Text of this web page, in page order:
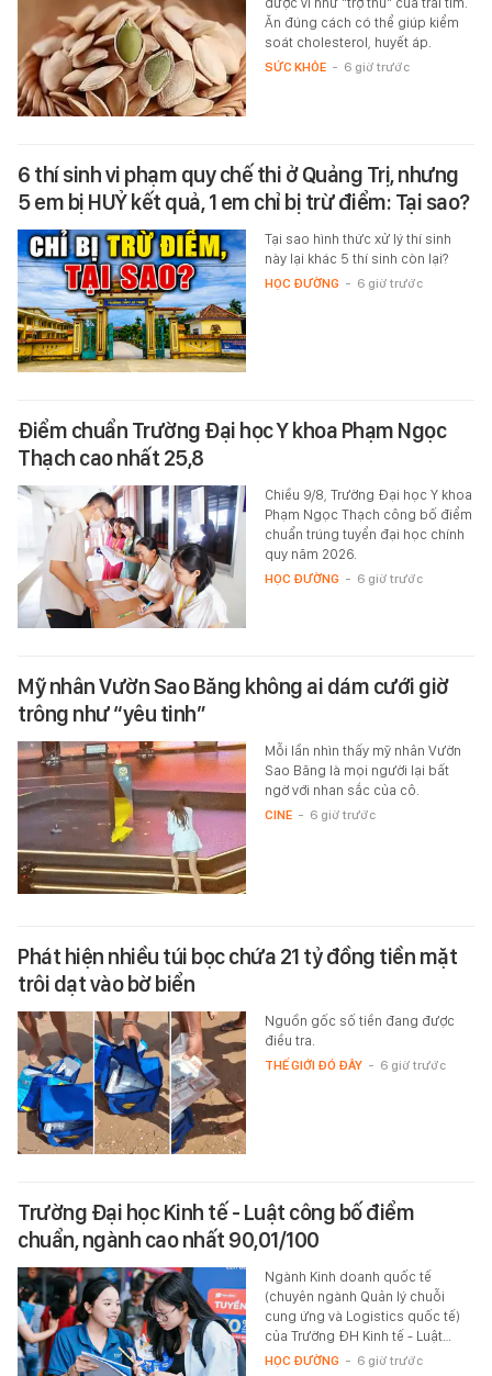
Ăn đúng cách có thể giúp kiểm
soát cholesterol, huyết áp.
SỨC KHỎE - 6 giờ trước
6 thí sinh vi phạm quy chế thi ở Quảng Trị, nhưng
5 em bị HUỶ kết quả, 1 em chỉ bị trừ điểm: Tại sao?
Tại sao hình thức xử lý thí sinh
này lại khác 5 thí sinh còn lại?
HỌC ĐƯỜNG - 6 giờ trước
Điểm chuẩn Trường Đại học Y khoa Phạm Ngọc
Thạch cao nhất 25,8
Chiều 9/8, Trường Đại học Y khoa
Phạm Ngọc Thạch công bố điểm
chuẩn trúng tuyển đại học chính
quy năm 2026.
HỌC ĐƯỜNG - 6 giờ trước
Mỹ nhân Vườn Sao Băng không ai dám cưới giờ
trông như “yêu tinh”
Mỗi lần nhìn thấy mỹ nhân Vườn
Sao Băng là mọi người lại bất
ngờ với nhan sắc của cô.
CINE - 6 giờ trước
Phát hiện nhiều túi bọc chứa 21 tỷ đồng tiền mặt
trôi dạt vào bờ biển
Nguồn gốc số tiền đang được
điều tra.
THẾ GIỚI ĐÓ ĐÂY - 6 giờ trước
Trường Đại học Kinh tế - Luật công bố điểm
chuẩn, ngành cao nhất 90,01/100
Ngành Kinh doanh quốc tế
(chuyên ngành Quản lý chuỗi
cung ứng và Logistics quốc tế)
của Trường ĐH Kinh tế - Luật…
HỌC ĐƯỜNG - 6 giờ trước